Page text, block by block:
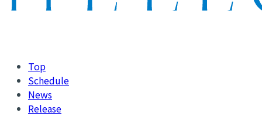
Top
Schedule
News
Release